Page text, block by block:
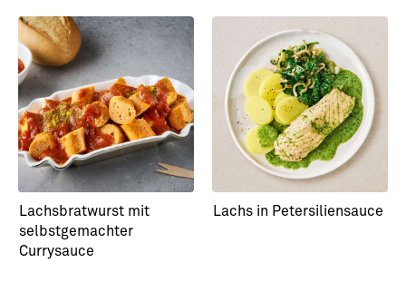
Lachsbratwurst mit
selbstgemachter
Currysauce
Lachs in Petersiliensauce